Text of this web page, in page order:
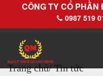
CÔNG TY CỔ PHẦN
0987 519
Trang chủ/ Tin tức